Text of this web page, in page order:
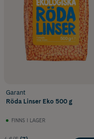
Garant
Röda Linser Eko 500 g
FINNS I LAGER